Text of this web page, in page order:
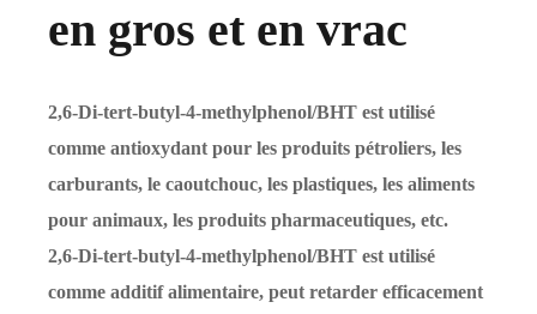
en gros et en vrac
2,6-Di-tert-butyl-4-methylphenol/BHT est utilisé
comme antioxydant pour les produits pétroliers, les
carburants, le caoutchouc, les plastiques, les aliments
pour animaux, les produits pharmaceutiques, etc.
2,6-Di-tert-butyl-4-methylphenol/BHT est utilisé
comme additif alimentaire, peut retarder efficacement